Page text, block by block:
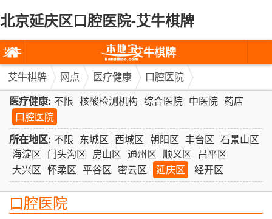
北京延庆区口腔医院-艾牛棋牌
艾牛
棋牌
艾牛棋牌
艾牛棋牌 网点 医疗健康
口腔医院
医疗健康: 不限 核酸检测机构 综合医院 中医院 药店
口腔医院
所在地区: 不限 东城区 西城区 朝阳区 丰台区 石景山区
海淀区 门头沟区 房山区 通州区 顺义区 昌平区
大兴区 怀柔区 平谷区 密云区 延庆区 经开区
口腔医院